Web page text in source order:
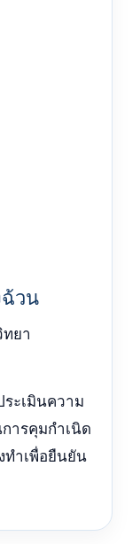
ฉ้วน
ยา
ะเมินความ
ารคุมกำเนิด
ทำเพื่อยืนยัน